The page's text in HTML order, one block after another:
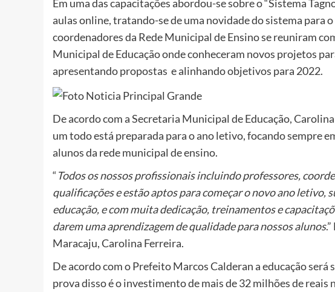
Em uma das capacitações abordou-se sobre o “Sistema
aulas online, tratando-se de uma novidade do sistema para
coordenadores da Rede Municipal de Ensino se reuniram
Municipal de Educação onde conheceram novos projetos
apresentando propostas e alinhando objetivos para 2022.
De acordo com a Secretaria Municipal de Educação,
um todo está preparada para o ano letivo, focando sempre
alunos da rede municipal de ensino.
“Todos os nossos profissionais incluindo professores,
qualificações e estão aptos para começar o novo ano letivo,
educação, e com muita dedicação, treinamentos e
darem uma aprendizagem de qualidade para nossos alunos
Maracaju, Carolina Ferreira.
De acordo com o Prefeito Marcos Calderan a educação será
prova disso é o investimento de mais de 32 milhões de reais